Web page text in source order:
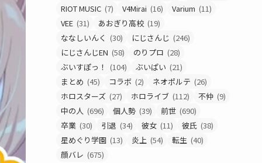
RIOT MUSIC (7) V4Mirai (16) Varium (11)
VEE (31) あおぎり高校 (19)
ななしいんく (30) にじさんじ (246)
にじさんじEN (58) のりプロ (28)
ぶいすぽっ！
(104) ぶいぱい (21)
まとめ (45) コラボ (2) ネオポルテ (26)
ホロスターズ (27) ホロライブ (112) 不仲 (9)
中の人 (696) 個人勢 (39) 前世 (690)
卒業 (30) 引退 (34) 彼女 (11) 彼氏 (38)
星めぐり学園 (13) 炎上 (54) 転生 (40)
顔バレ (675)